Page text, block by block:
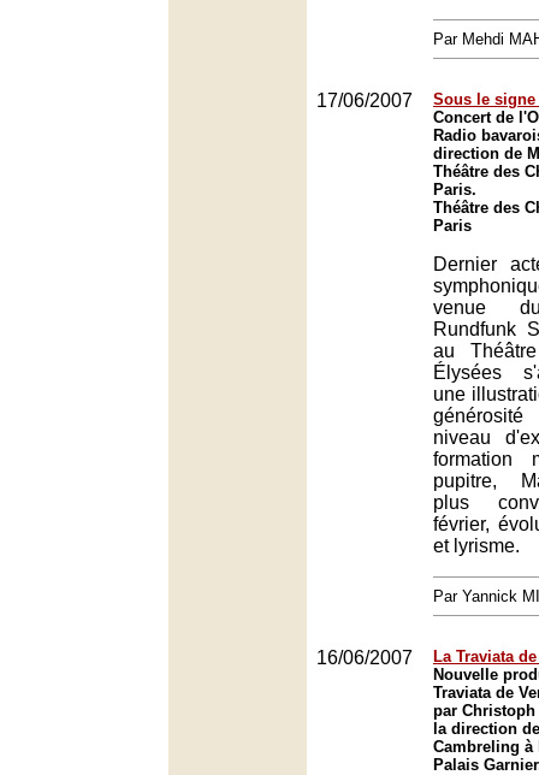
Par Mehdi
17/06/2007
Sous le
Concert de
Radio
direction de
Théâtre des
Paris.
Théâtre des
Paris
Dernier
venue
Rundfunk
au
Élysées
une
niveau
formation
pupitre,
plus
février,
et lyrisme.
Par Yannick
16/06/2007
La Traviata
Nouvelle
Traviata de
par
la direction
Cambreling à
Palais